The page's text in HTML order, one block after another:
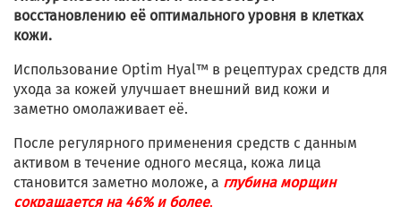
восстановлению её оптимального уровня в клетках
кожи.
Использование Optim Hyal™ в рецептурах средств для
ухода за кожей улучшает внешний вид кожи и
заметно омолаживает её.
После регулярного применения средств с данным
активом в течение одного месяца, кожа лица
становится заметно моложе, а глубина морщин
сокращается на 46% и более.